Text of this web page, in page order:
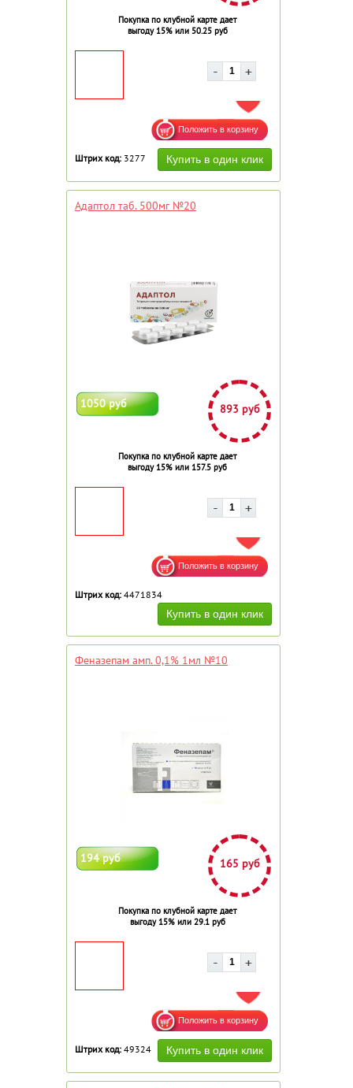
Покупка по клубной карте дает
выгоду 15% или 50.25 руб
ДОБАВИТЬ В ИЗБРАННОЕ
Штрих код: 3277
Адаптол таб. 500мг №20
1050 руб 893 руб
Покупка по клубной карте дает
выгоду 15% или 157.5 руб
ДОБАВИТЬ В ИЗБРАННОЕ
Штрих код: 4471834
Феназепам амп. 0,1% 1мл №10
194 руб 165 руб
Покупка по клубной карте дает
выгоду 15% или 29.1 руб
ДОБАВИТЬ В ИЗБРАННОЕ
Штрих код: 49324